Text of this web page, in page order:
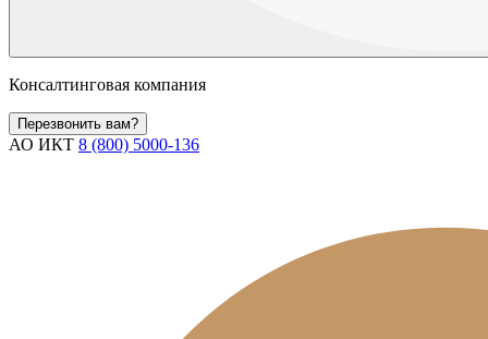
Консалтинговая компания
Перезвонить вам?
АО ИКТ 8 (800) 5000-136